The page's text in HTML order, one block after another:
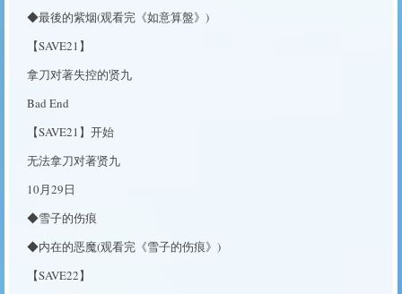
◆最後的紫烟(观看完《如意算盤》)
【SAVE21】
拿刀对著失控的贤九
Bad End
【SAVE21】开始
无法拿刀对著贤九
10月29日
◆雪子的伤痕
◆内在的恶魔(观看完《雪子的伤痕》)
【SAVE22】